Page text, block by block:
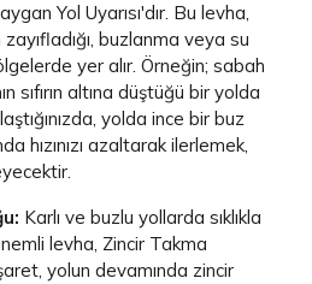
Yol Uyarısı'dır. Bu levha,
buzlanma veya su
yer alır. Örneğin; sabah
sıfırın altına düştüğü bir yolda
yolda ince bir buz
hızınızı azaltarak ilerlemek,
Karlı ve buzlu yollarda sıklıkla
levha, Zincir Takma
yolun devamında zincir